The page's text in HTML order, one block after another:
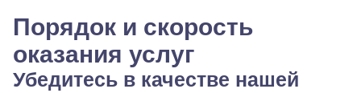
Порядок и скорость
оказания услуг
Убедитесь в качестве нашей